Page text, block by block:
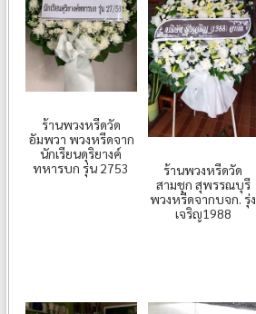
ร้านพวงหรีดวัด
อัมพวา พวงหรีดจาก
นักเรียนดุริยางค์
ทหารบก รุ่น 2753
ร้านพวงหรีดวัด
สามชุก สุพรรณบุรี
พวงหรีดจากบจก. รุ่ง
เจริญ1988